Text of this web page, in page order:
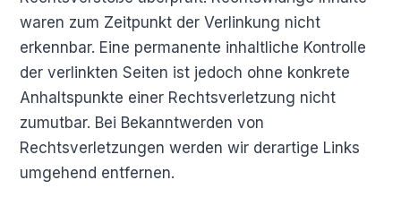
waren zum Zeitpunkt der Verlinkung nicht
erkennbar. Eine permanente inhaltliche Kontrolle
der verlinkten Seiten ist jedoch ohne konkrete
Anhaltspunkte einer Rechtsverletzung nicht
zumutbar. Bei Bekanntwerden von
Rechtsverletzungen werden wir derartige Links
umgehend entfernen.